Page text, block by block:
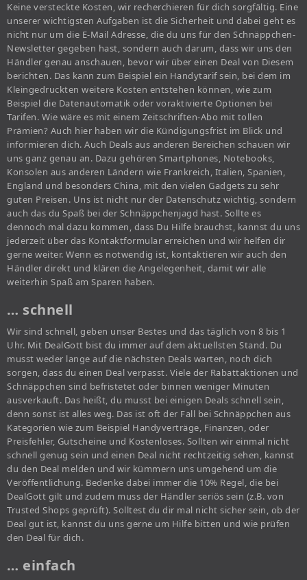
Keine versteckte Kosten, wir recherchieren für dich sorgfältig. Eine
unserer wichtigsten Aufgaben ist die Sicherheit und dabei geht es
nicht nur um die E-Mail Adresse, die du uns für den Schnäppchen-
Newsletter gegeben hast, sondern auch darum, dass wir uns den
Händler genau anschauen, bevor wir über einen Deal von Diesem
berichten. Das kann zum Beispiel ein Handytarif sein, bei dem im
Kleingedruckten weitere Kosten entstehen können, wie zum
Beispiel die Datenautomatik oder voraktivierte Optionen bei
Tarifen. Wie wäre es mit einem Zeitschriften-Abo mit tollen
Prämien? Auch hier haben wir die Kündigungsfrist im Blick und
informieren dich. Auch Deals aus anderen Bereichen schauen wir
uns ganz genau an. Dazu gehören Smartphones, Notebooks,
Konsolen aus anderen Ländern wie Frankreich, Italien, Spanien,
England und besonders China, mit den vielen Gadgets zu sehr
guten Preisen. Uns ist nicht nur der Datenschutz wichtig, sondern
auch das du Spaß bei der Schnäppchenjagd hast. Sollte es
dennoch mal dazu kommen, dass Du Hilfe brauchst, kannst du uns
jederzeit über das Kontaktformular erreichen und wir helfen dir
gerne weiter. Wenn es notwendig ist, kontaktieren wir auch den
Händler direkt und klären die Angelegenheit, damit wir alle
weiterhin Spaß am Sparen haben.
… schnell
Wir sind schnell, geben unser Bestes und das täglich von 8 bis 1
Uhr. Mit DealGott bist du immer auf dem aktuellsten Stand. Du
musst weder lange auf die nächsten Deals warten, noch dich
sorgen, dass du einen Deal verpasst. Viele der Rabattaktionen und
Schnäppchen sind befristetet oder binnen weniger Minuten
ausverkauft. Das heißt, du musst bei einigen Deals schnell sein,
denn sonst ist alles weg. Das ist oft der Fall bei Schnäppchen aus
Kategorien wie zum Beispiel Handyverträge, Finanzen, oder
Preisfehler, Gutscheine und Kostenloses. Sollten wir einmal nicht
schnell genug sein und einen Deal nicht rechtzeitig sehen, kannst
du den Deal melden und wir kümmern uns umgehend um die
Veröffentlichung. Bedenke dabei immer die 10% Regel, die bei
DealGott gilt und zudem muss der Händler seriös sein (z.B. von
Trusted Shops geprüft). Solltest du dir mal nicht sicher sein, ob der
Deal gut ist, kannst du uns gerne um Hilfe bitten und wie prüfen
den Deal für dich.
… einfach